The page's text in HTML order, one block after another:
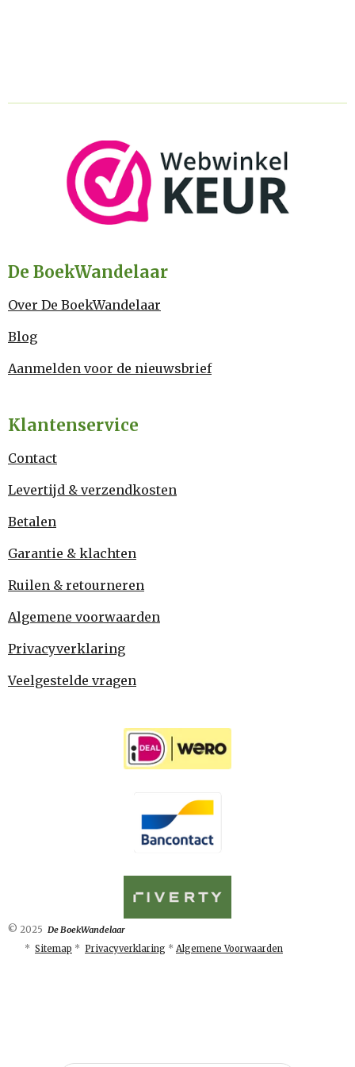
De BoekWandelaar
Over De BoekWandelaar
Blog
Aanmelden voor de nieuwsbrief
Klantenservice
Contact
Levertijd & verzendkosten
Betalen
Garantie & klachten
Ruilen & retourneren
Algemene voorwaarden
Privacyverklaring
Veelgestelde vragen
© 2025 De BoekWandelaar
* Sitemap * Privacyverklaring * Algemene Voorwaarden